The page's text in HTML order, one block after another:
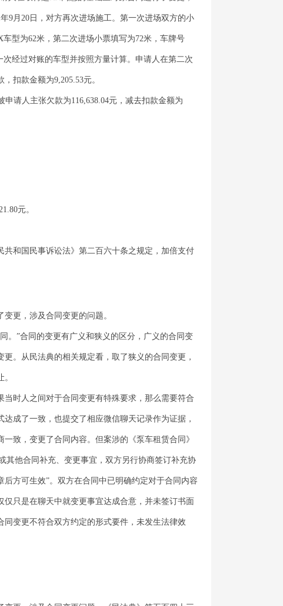
9月20日，对方再次进场施工。第一次进场双方的小
型为62米，第二次进场小票填写为72米，车牌号
经过对账的车型并按照方量计算。申请人在第二次
扣款金额为9,205.53元。
请人主张欠款为116,638.04元，减去扣款金额为
元。
和国民事诉讼法》第二百六十条之规定，加倍支付
更，涉及合同变更的问题。
。”合同的变更有广义和狭义的区分，广义的合同变
。从民法典的相关规定看，取了狭义的合同变更，
时人之间对于合同变更有特殊要求，那么需要符合
成了一致，也提交了相应微信聊天记录作为证据，
致，变更了合同内容。但案涉的《泵车租赁合同》
其他合同补充、变更事宜，双方另行协商签订补充协
方可生效”。双方在合同中已明确约定对于合同内容
只是在聊天中就变更事宜达成合意，并未签订书面
变更不符合双方约定的形式要件，未发生法律效